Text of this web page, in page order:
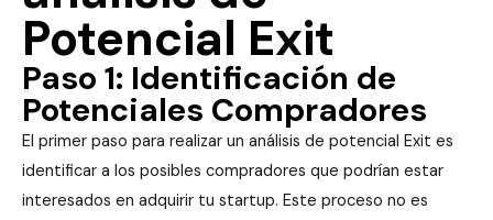
Potencial Exit
Paso 1: Identificación de
Potenciales Compradores
El primer paso para realizar un análisis de potencial Exit es
identificar a los posibles compradores que podrían estar
interesados en adquirir tu startup. Este proceso no es